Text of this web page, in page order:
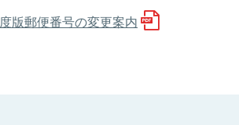
版郵便番号の変更案内